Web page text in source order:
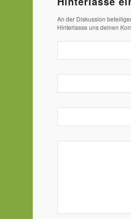
An der Diskussion
Hinterlasse uns deinen